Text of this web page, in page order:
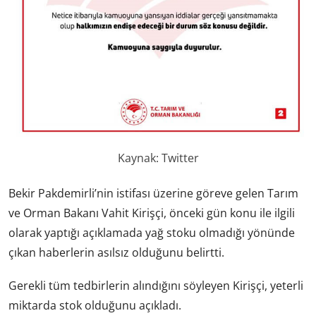
Kaynak: Twitter
Bekir Pakdemirli’nin istifası üzerine göreve gelen Tarım
ve Orman Bakanı Vahit Kirişçi, önceki gün konu ile ilgili
olarak yaptığı açıklamada yağ stoku olmadığı yönünde
çıkan haberlerin asılsız olduğunu belirtti.
Gerekli tüm tedbirlerin alındığını söyleyen Kirişçi, yeterli
miktarda stok olduğunu açıkladı.